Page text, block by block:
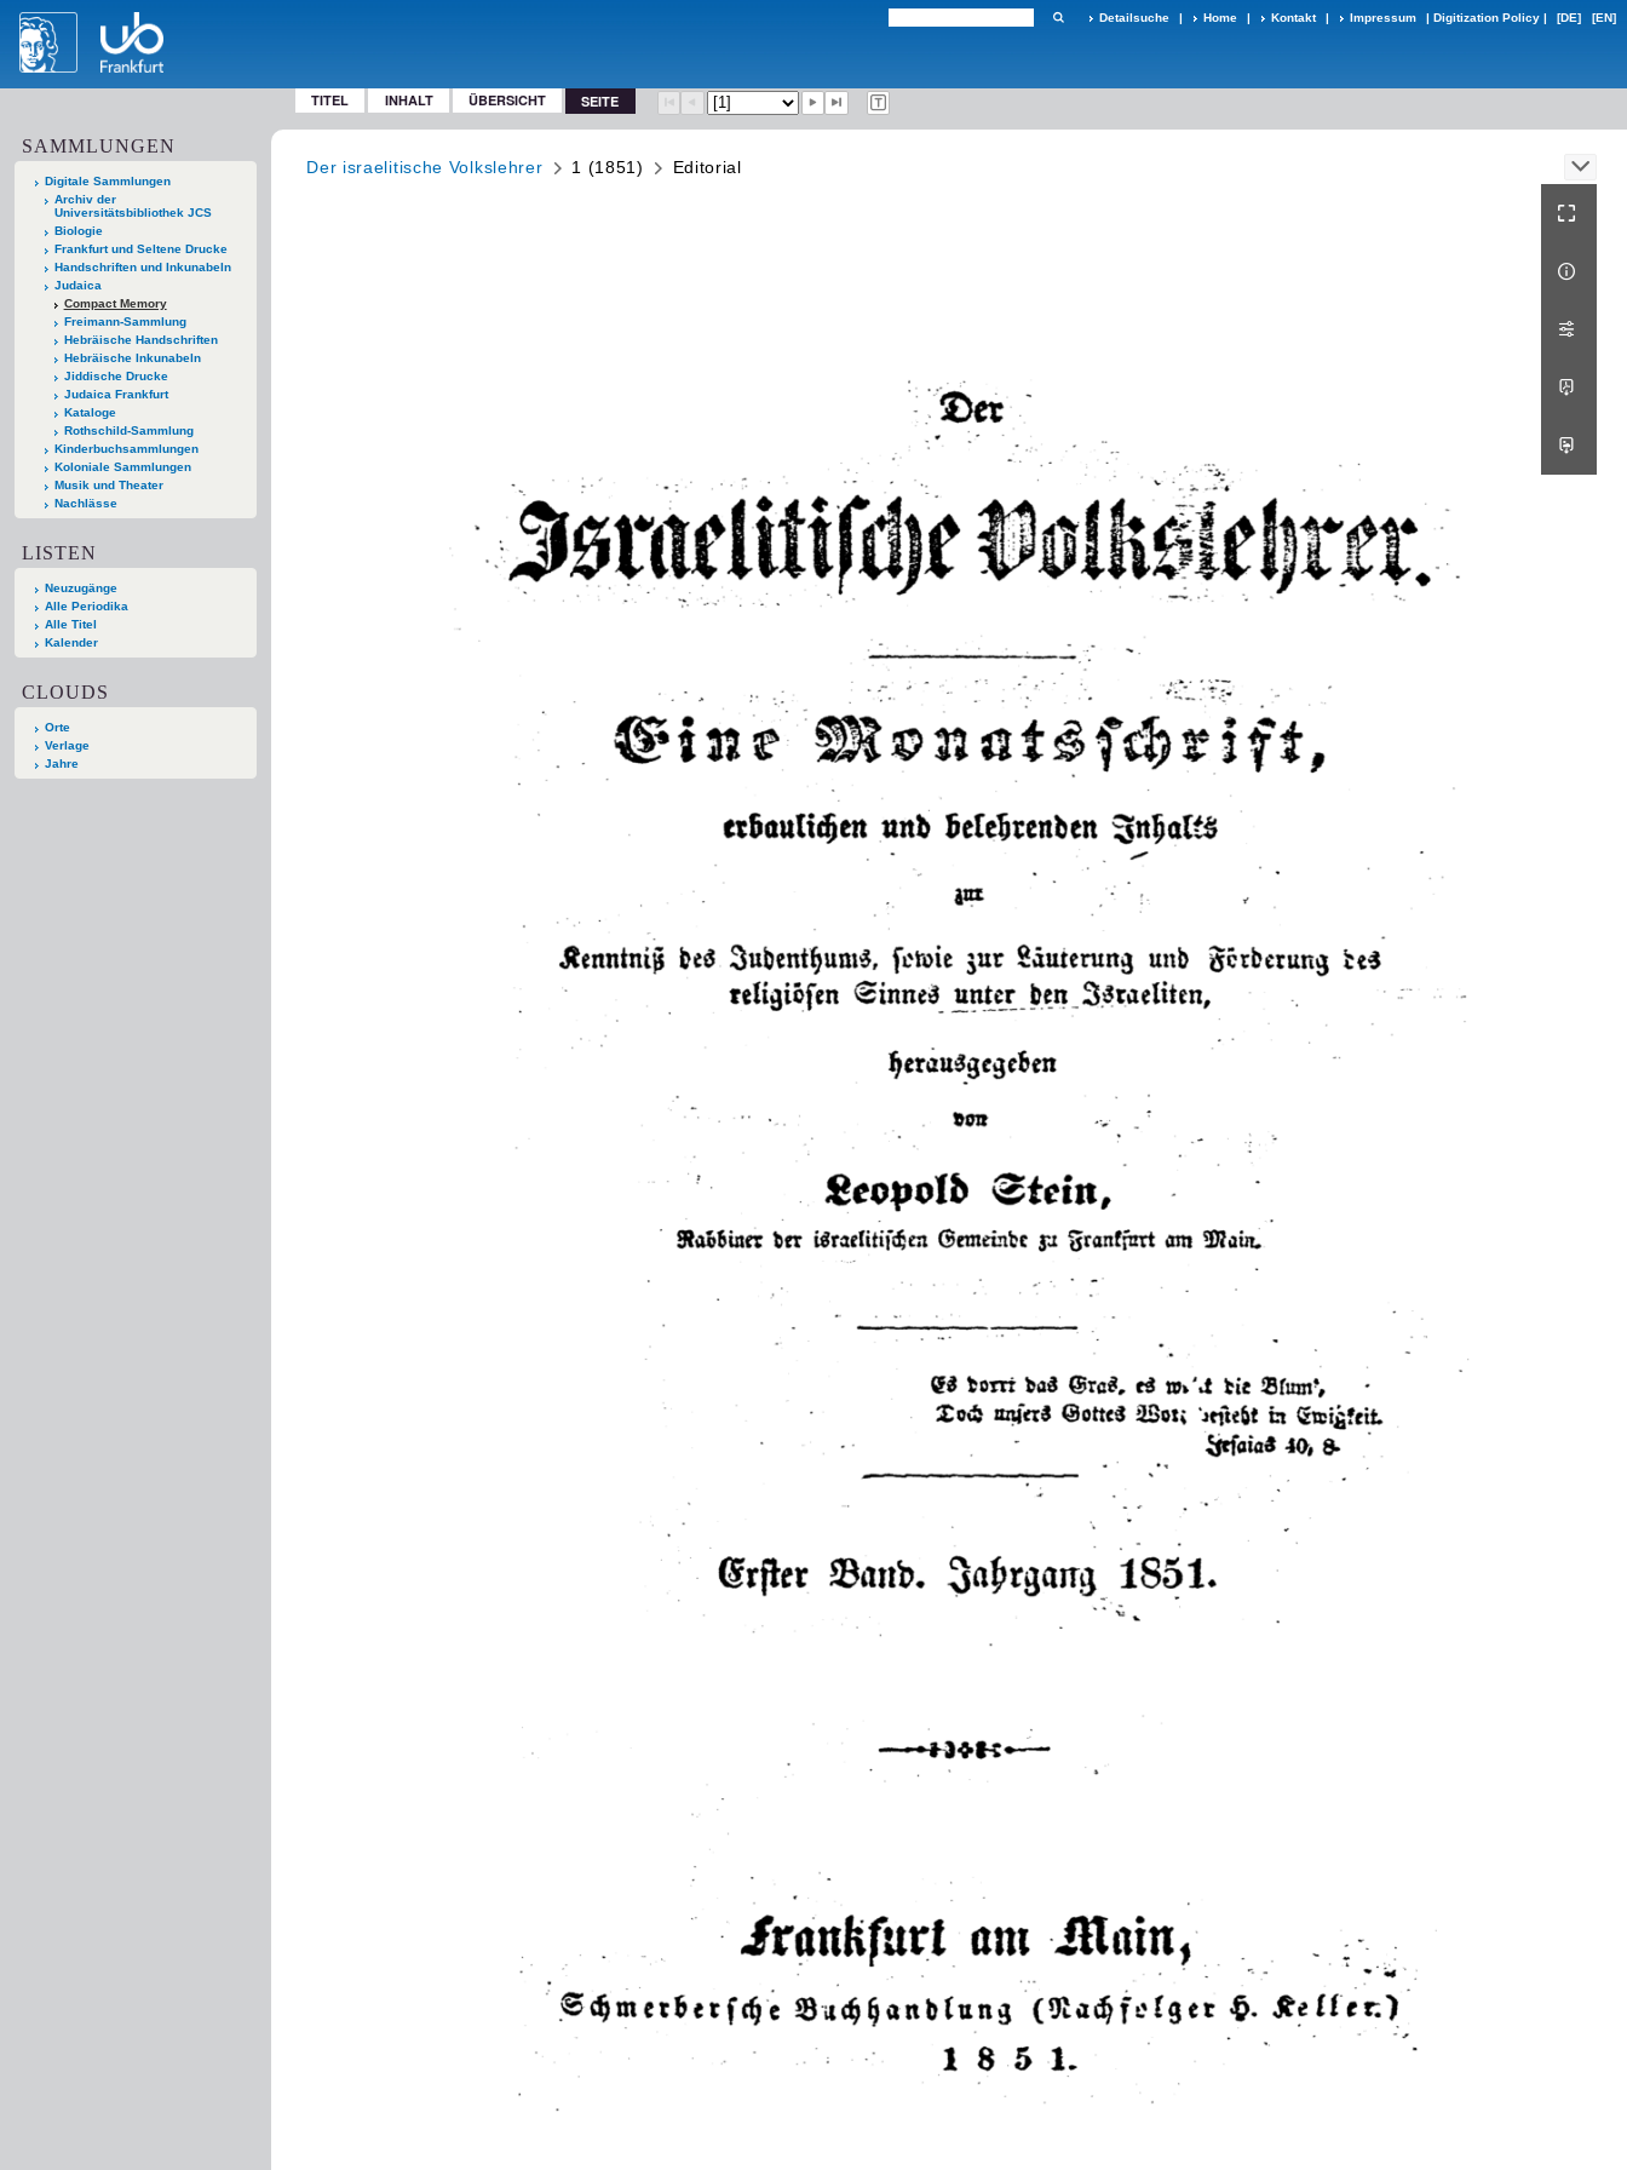
Detailsuche | Home | Kontakt | Impressum | Digitization Policy | [DE] [EN]
TITEL INHALT ÜBERSICHT SEITE
SAMMLUNGEN
Digitale Sammlungen
Archiv der
Universitätsbibliothek JCS
Biologie
Frankfurt und Seltene Drucke
Handschriften und Inkunabeln
Judaica
Compact Memory
Freimann-Sammlung
Hebräische Handschriften
Hebräische Inkunabeln
Jiddische Drucke
Judaica Frankfurt
Kataloge
Rothschild-Sammlung
Kinderbuchsammlungen
Koloniale Sammlungen
Musik und Theater
Nachlässe
LISTEN
Neuzugänge
Alle Periodika
Alle Titel
Kalender
CLOUDS
Orte
Verlage
Jahre
Der israelitische Volkslehrer 1 (1851) Editorial